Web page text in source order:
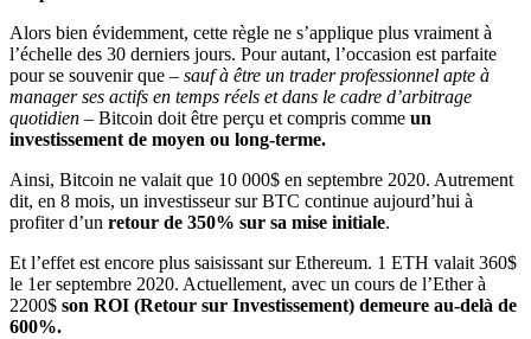
Alors bien évidemment, cette règle ne s’applique plus vraiment à
l’échelle des 30 derniers jours. Pour autant, l’occasion est parfaite
pour se souvenir que – sauf à être un trader professionnel apte à
manager ses actifs en temps réels et dans le cadre d’arbitrage
quotidien – Bitcoin doit être perçu et compris comme un
investissement de moyen ou long-terme.
Ainsi, Bitcoin ne valait que 10 000$ en septembre 2020. Autrement
dit, en 8 mois, un investisseur sur BTC continue aujourd’hui à
profiter d’un retour de 350% sur sa mise initiale.
Et l’effet est encore plus saisissant sur Ethereum. 1 ETH valait 360$
le 1er septembre 2020. Actuellement, avec un cours de l’Ether à
2200$ son ROI (Retour sur Investissement) demeure au-delà de
600%.